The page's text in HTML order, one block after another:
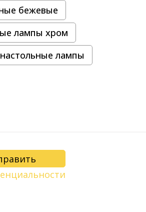
бежевые
лампы хром
лампы